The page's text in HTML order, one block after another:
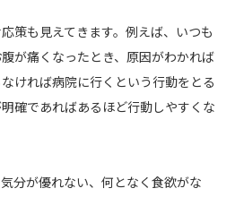
策も見えてきます。例えば、いつも
が痛くなったとき、原因がわかれば
ければ病院に行くという行動をとる
確であればあるほど行動しやすくな
分が優れない、何となく食欲がな